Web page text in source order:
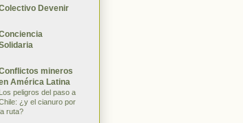
Devenir
mineros
América Latina
Los peligros del paso a
¿y el cianuro por
ruta?